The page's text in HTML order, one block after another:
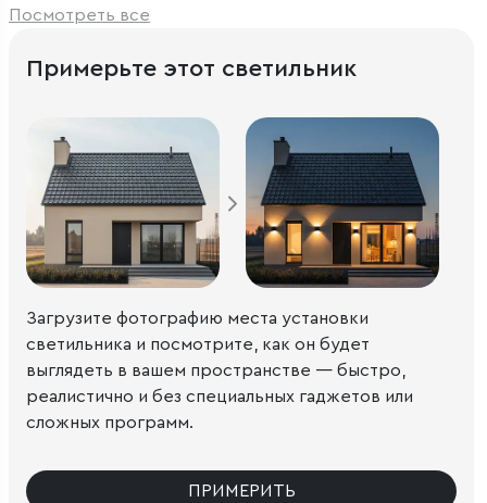
Посмотреть все
Примерьте этот светильник
Загрузите фотографию места установки
светильника и посмотрите, как он будет
выглядеть в вашем пространстве — быстро,
реалистично и без специальных гаджетов или
сложных программ.
ПРИМЕРИТЬ